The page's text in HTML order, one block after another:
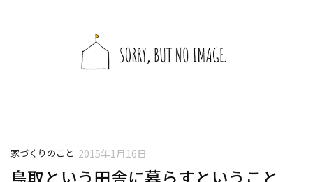
家づくりのこと 2015年1月16日
鳥取という田舎に暮らすということ